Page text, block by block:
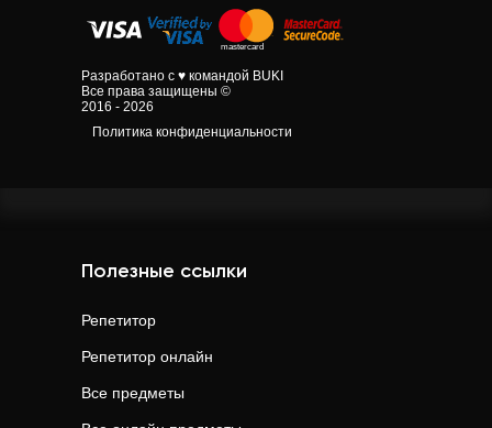
Разработано с ♥ командой BUKI
Все права защищены ©
2016 - 2026
Политика конфиденциальности
Полезные ссылки
Репетитор
Репетитор онлайн
Все предметы